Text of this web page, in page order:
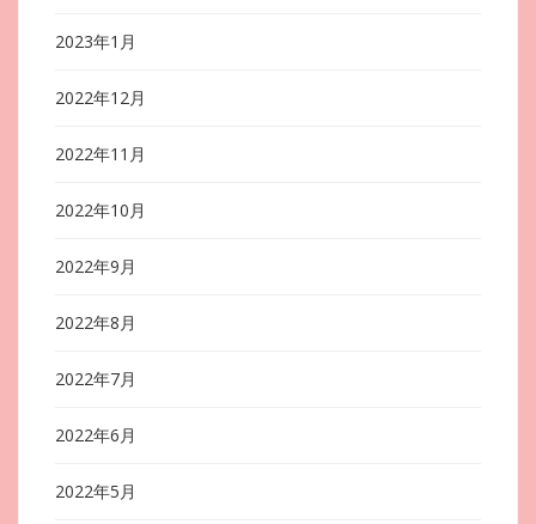
2023年1月
2022年12月
2022年11月
2022年10月
2022年9月
2022年8月
2022年7月
2022年6月
2022年5月